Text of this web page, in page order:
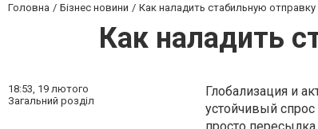
Головна Бізнес новини Как наладить стабильную
Как наладить
18:53, 19 лютого
Загальний розділ
Глобализация и
устойчивый спрос